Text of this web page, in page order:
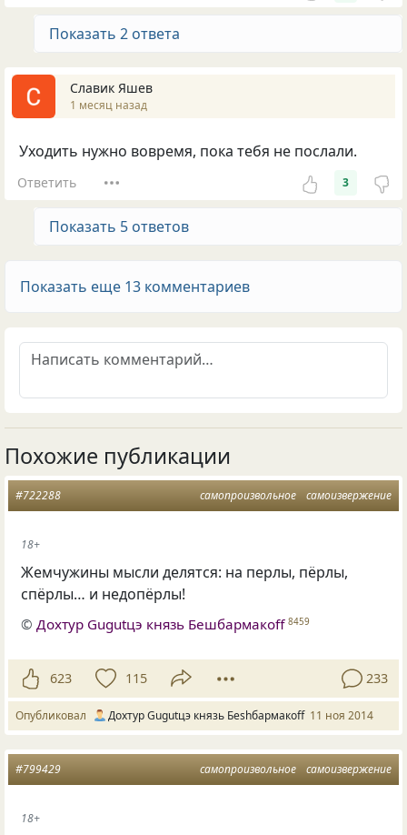
Показать 2 ответа
Славик Яшев
1 месяц назад
Уходить нужно вовремя, пока тебя не послали.
Ответить 3
Показать 5 ответов
Показать еще 13 комментариев
Похожие публикации
самопроизвольное самоизвержение
#722288
18+
Жемчужины мысли делятся: на перлы, пёрлы,
спёрлы… и недопёрлы!
©Дохтур Gugutцэ князь Бешбармакоff 8459
623 115 233
Опубликовал Дохтур Gugutцэ князь Беshбармакоff 11 ноя 2014
самопроизвольное самоизвержение
#799429
18+